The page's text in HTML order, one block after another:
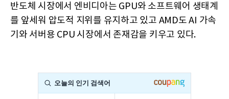
반도체 시장에서 엔비디아는 GPU와 소프트웨어 생태계
를 앞세워 압도적 지위를 유지하고 있고 AMD도 AI 가속
기와 서버용 CPU 시장에서 존재감을 키우고 있다.